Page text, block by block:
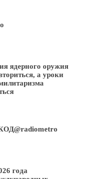
ядерного оружия
а уроки
года